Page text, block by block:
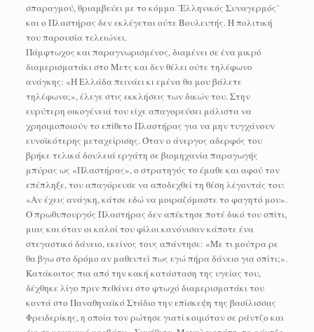
σπαραγμού, θριαμβεύει με το κόμμα ¨Ελληνικός Συναγερμός¨
και ο Πλαστήρας δεν εκλέγεται ούτε Βουλευτής. Η πολιτική
του παρουσία τελειώνει.
Πάμφτωχος και παραγνωρισμένος, διαμένει σε ένα μικρό
διαμερισματάκι στο Μετς και δεν θέλει ούτε τηλέφωνο
ανάγκης: «Η Ελλάδα πεινάει κι εμένα θα μου βάλετε
τηλέφωνο;», έλεγε στις εκκλήσεις των δικών του. Στην
ευρύτερη οικογένειά του είχε απαγορεύσει μάλιστα να
χρησιμοποιούν το επίθετο Πλαστήρας για να μην τυγχάνουν
ευνοϊκότερης μεταχείρισης. Όταν ο άνεργος αδερφός του
βρήκε τελικά δουλειά εργάτη σε βιομηχανία παραγωγής
μπύρας ως «Πλαστήρας», ο στρατηγός το έμαθε και αφού τον
επέπληξε, του απαγόρευσε να αποδεχθεί τη θέση λέγοντάς του:
«Αν έχεις ανάγκη, κάτσε εδώ να μοιραζόμαστε το φαγητό μου».
Ο πρωθυπουργός Πλαστήρας δεν απέκτησε ποτέ δικό του σπίτι,
μιας και όταν οι καλοί του φίλοι κανόνισαν κάποτε ένα
στεγαστικό δάνειο, εκείνος τους απάντησε: «Με τι μούτρα ρε
θα βγω στο δρόμο αν μαθευτεί πως εγώ πήρα δάνειο για σπίτι;».
Κατάκοιτος πια από την κακή κατάσταση της υγείας του,
δέχθηκε λίγο πριν πεθάνει στο φτωχό διαμερισματάκι του
κοντά στο Παναθηναϊκό Στάδιο την επίσκεψη της βασίλισσας
Φρειδερίκης, η οποία τον ρώτησε γιατί κοιμόταν σε ράντζο και